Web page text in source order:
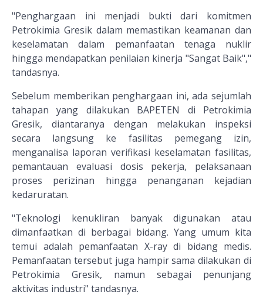
"Penghargaan ini menjadi bukti dari komitmen
Petrokimia Gresik dalam memastikan keamanan dan
keselamatan dalam pemanfaatan tenaga nuklir
hingga mendapatkan penilaian kinerja "Sangat Baik","
tandasnya.
Sebelum memberikan penghargaan ini, ada sejumlah
tahapan yang dilakukan BAPETEN di Petrokimia
Gresik, diantaranya dengan melakukan inspeksi
secara langsung ke fasilitas pemegang izin,
menganalisa laporan verifikasi keselamatan fasilitas,
pemantauan evaluasi dosis pekerja, pelaksanaan
proses perizinan hingga penanganan kejadian
kedaruratan.
"Teknologi kenukliran banyak digunakan atau
dimanfaatkan di berbagai bidang. Yang umum kita
temui adalah pemanfaatan X-ray di bidang medis.
Pemanfaatan tersebut juga hampir sama dilakukan di
Petrokimia Gresik, namun sebagai penunjang
aktivitas industri" tandasnya.